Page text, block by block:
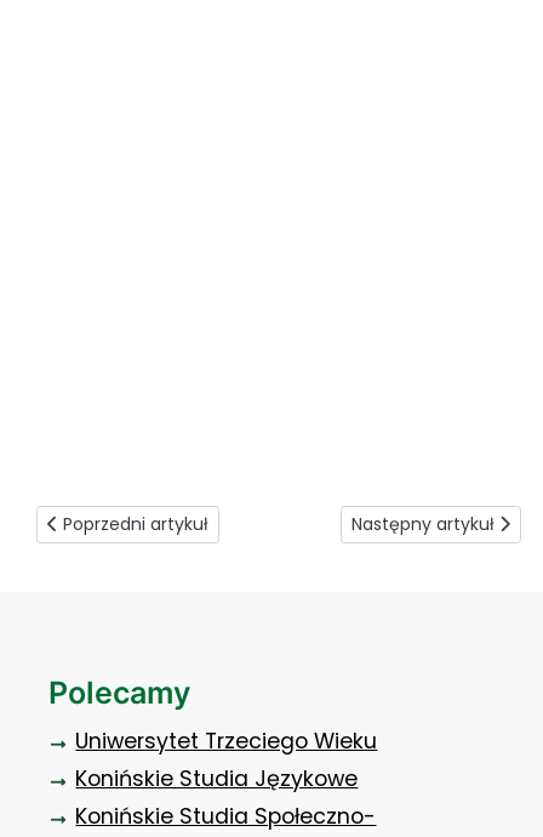
Poprzedni artykuł: Ogniwo na wodór, laser na… brud
Poprzedni artykuł Następny artykuł:
Następny artykuł
Polecamy
Uniwersytet Trzeciego Wieku
Konińskie Studia Językowe
Konińskie Studia Społeczno-